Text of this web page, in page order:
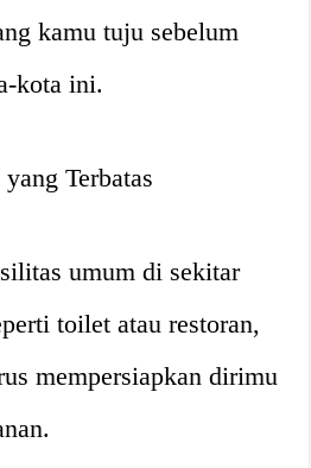
kamu tuju sebelum
kota ini.
Terbatas
umum di sekitar
toilet atau restoran,
mempersiapkan dirimu